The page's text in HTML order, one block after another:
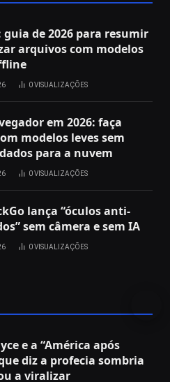
guia de 2026 para resumir
arquivos com modelos
0VISUALIZAÇÕES
em 2026: faça
modelos leves sem
para a nuvem
0VISUALIZAÇÕES
lança “óculos anti-
sem câmera e sem IA
0VISUALIZAÇÕES
e a “América após
diz a profecia sombria
a viralizar